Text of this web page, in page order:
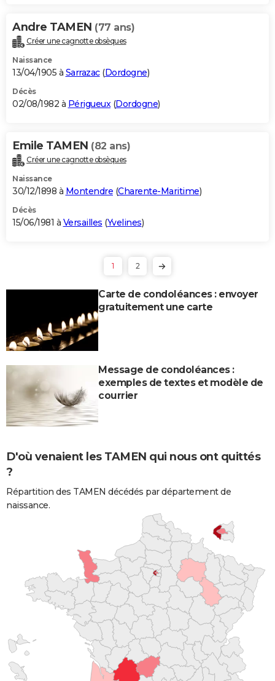
Andre TAMEN (77 ans)
Créer une cagnotte obsèques
Naissance
13/04/1905 à Sarrazac(Dordogne)
Décès
02/08/1982 à Périgueux(Dordogne)
Emile TAMEN (82 ans)
Créer une cagnotte obsèques
Naissance
30/12/1898 à Montendre (Charente-Maritime)
Décès
15/06/1981 à Versailles (Yvelines)
1 2
Carte de condoléances : envoyer
gratuitement une carte
Message de condoléances :
exemples de textes et modèle de
courrier
D'où venaient les TAMEN qui nous ont quittés
?
Répartition des TAMEN décédés par département de
naissance.